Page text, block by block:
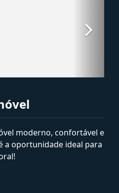
moderno, confortável e
a oportunidade ideal para